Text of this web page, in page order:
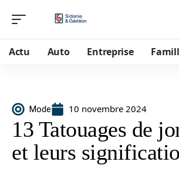
Actu Auto Entreprise
Mode 10 novembre 2024
13 Tatouages de
et leurs